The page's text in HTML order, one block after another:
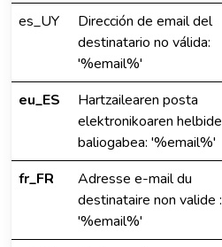
es_UY
Dirección de email del
destinatario no válida:
'%email%'
eu_ES
Hartzailearen posta
elektronikoaren helbide
baliogabea: '%email%'
fr_FR
Adresse e-mail du
destinataire non valide :
'%email%'